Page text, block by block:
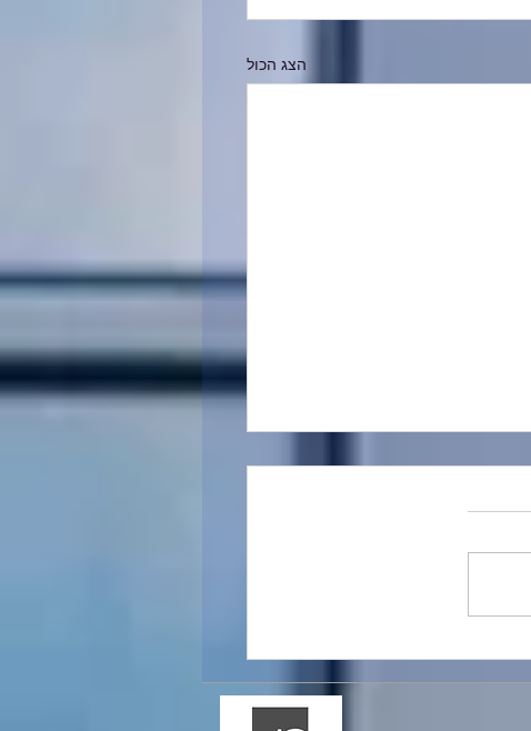
הצג הכול
מקדמות מס הכנסה וניכויים מס